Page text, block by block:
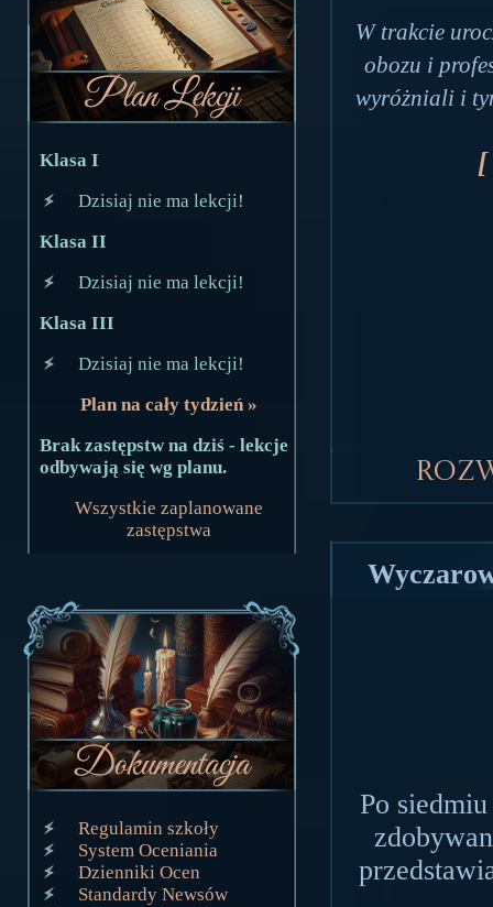
Klasa I
Dzisiaj nie ma lekcji!
Klasa II
Dzisiaj nie ma lekcji!
Klasa III
Dzisiaj nie ma lekcji!
Plan na cały tydzień »
Brak zastępstw na dziś - lekcje
odbywają się wg planu.
Wszystkie zaplanowane
zastępstwa
Regulamin szkoły
System Oceniania
Dzienniki Ocen
Standardy Newsów
W trakcie
obozu i
wyróżniali i
[
Po